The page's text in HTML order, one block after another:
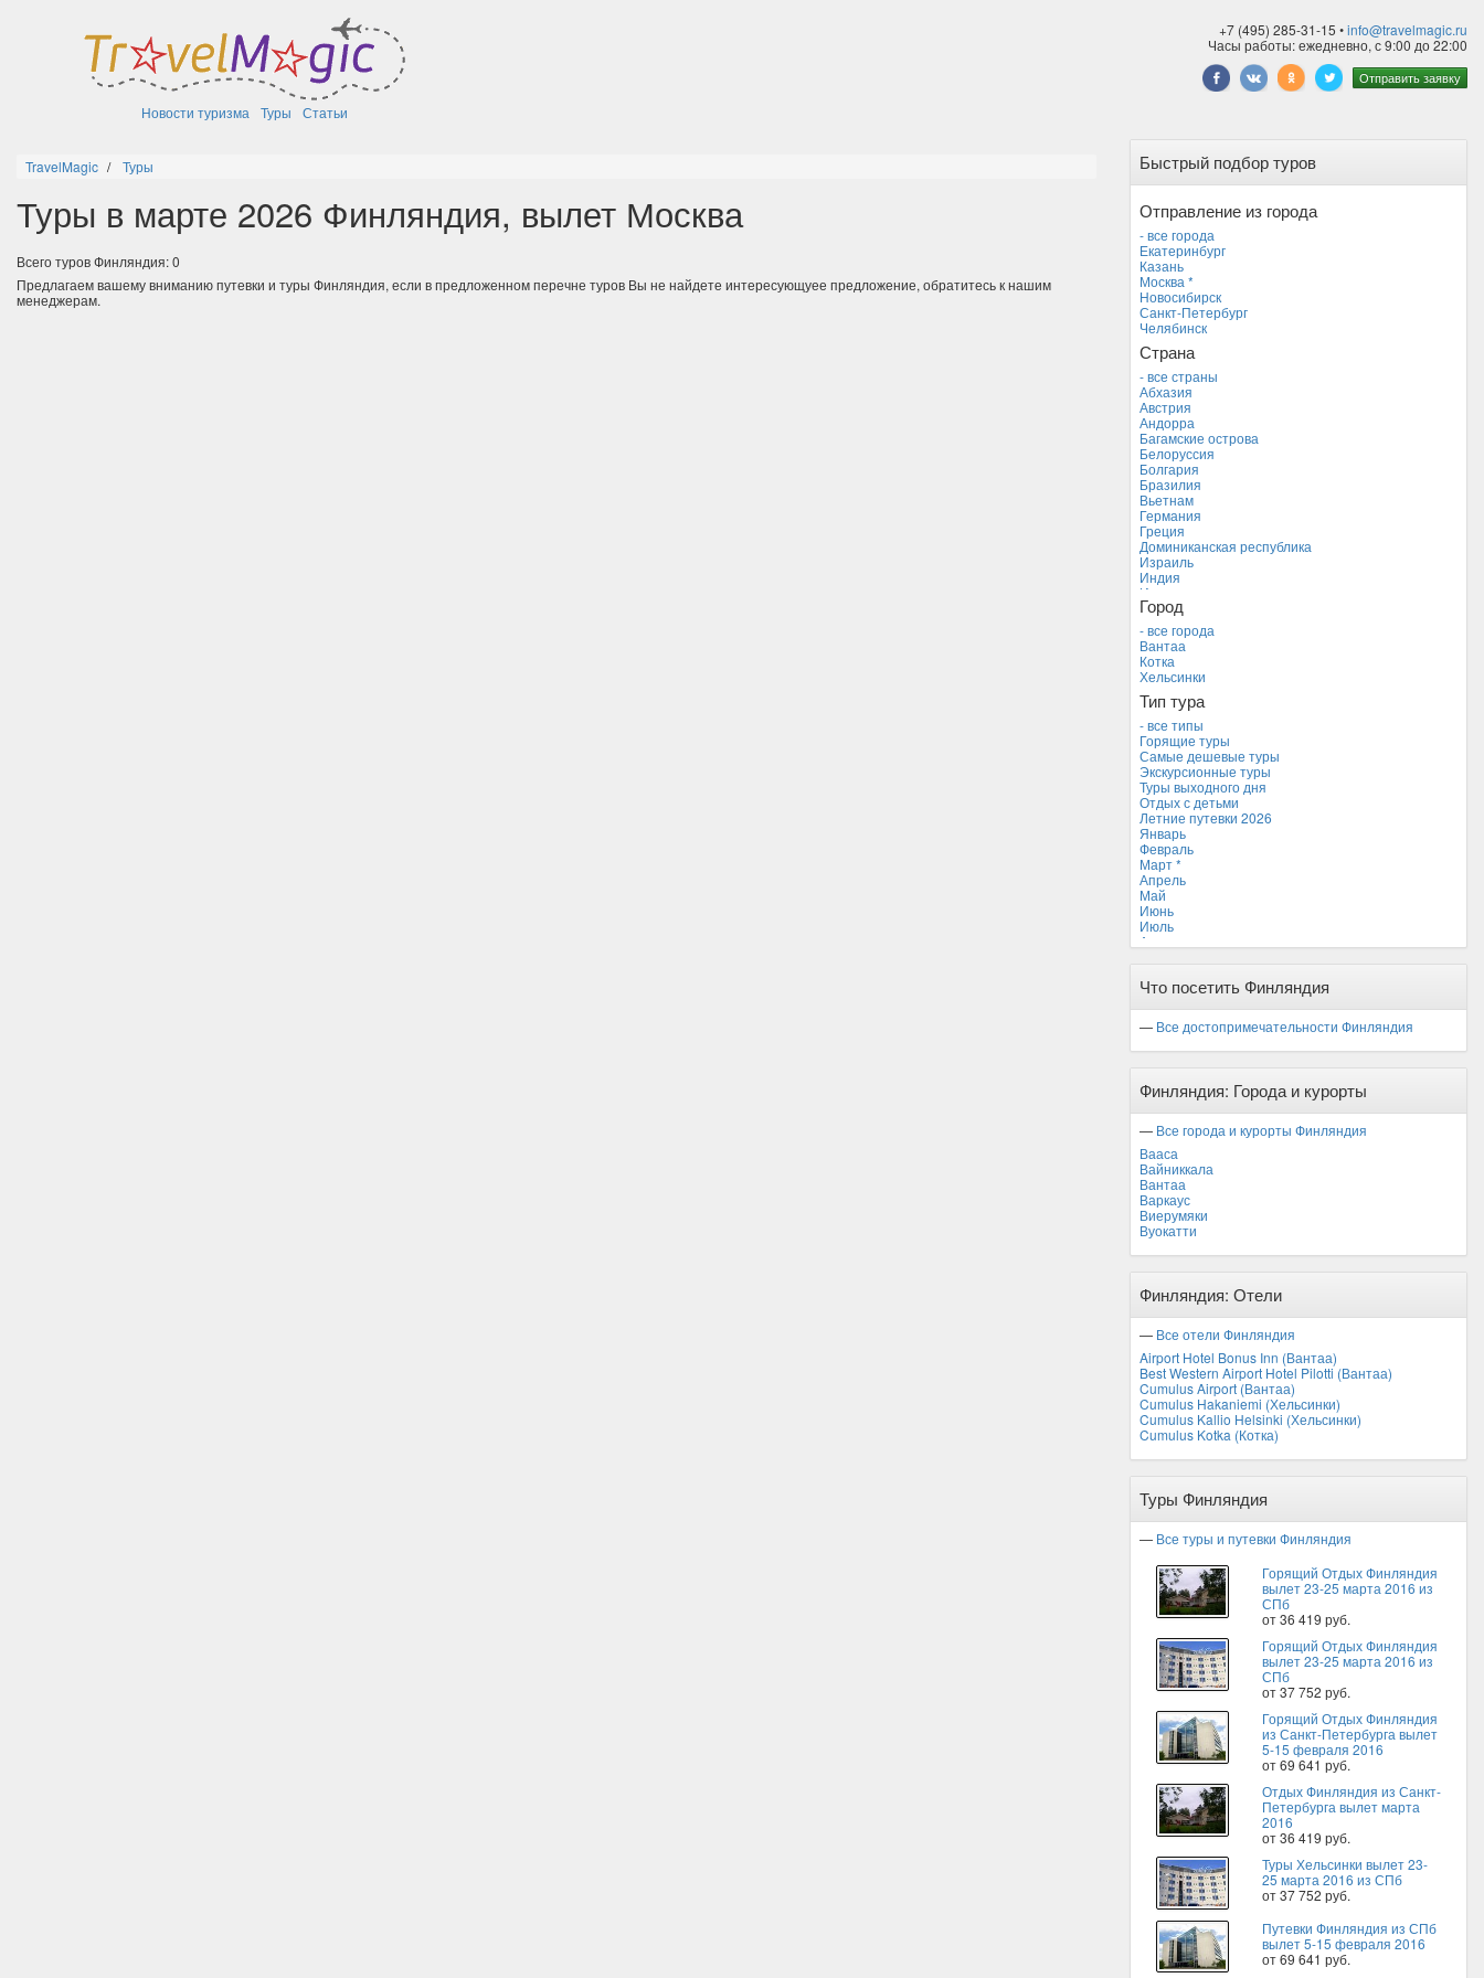
Новости туризма Туры Статьи
+7 (495) 285-31-15 •info@travelmagic.ru
Часы работы: ежедневно, с 9:00 до 22:00
Отправить заявку
TravelMagic Туры
Туры в марте 2026 Финляндия, вылет Москва
Всего туров Финляндия: 0
Предлагаем вашему вниманию путевки и туры Финляндия, если в предложенном перечне туров Вы не найдете интересующуее предложение, обратитесь к нашим
менеджерам.
Быстрый подбор туров
Отправление из города
- все города
Екатеринбург
Казань
Москва *
Новосибирск
Санкт-Петербург
Челябинск
Страна
- все страны
Абхазия
Австрия
Андорра
Багамские острова
Белоруссия
Болгария
Бразилия
Вьетнам
Германия
Греция
Доминиканская республика
Израиль
Индия
Индонезия
Иордания
Италия
Камбоджа
Кипр
Куба
Мальдивские острова
Мальта
Новая Зеландия
Объединенные Арабские Эмираты
Перу
Россия
Таиланд
Тунис
Турция
Финляндия *
Франция
Хорватия
Черногория
Чехия
Город
- все города
Вантаа
Котка
Хельсинки
Тип тура
- все типы
Горящие туры
Самые дешевые туры
Экскурсионные туры
Туры выходного дня
Отдых с детьми
Летние путевки 2026
Январь
Февраль
Март *
Апрель
Май
Июнь
Июль
Август
Ноябрь
Что посетить Финляндия
— Все достопримечательности Финляндия
Финляндия: Города и курорты
— Все города и курорты Финляндия
Вааса
Вайниккала
Вантаа
Варкаус
Виерумяки
Вуокатти
Финляндия: Отели
— Все отели Финляндия
Airport Hotel Bonus Inn (Вантаа)
Best Western Airport Hotel Pilotti (Вантаа)
Cumulus Airport (Вантаа)
Cumulus Hakaniemi (Хельсинки)
Cumulus Kallio Helsinki (Хельсинки)
Cumulus Kotka (Котка)
Туры Финляндия
— Все туры и путевки Финляндия
Горящий Отдых Финляндия
вылет 23-25 марта 2016 из
СПб
от 36 419 руб.
Горящий Отдых Финляндия
вылет 23-25 марта 2016 из
СПб
от 37 752 руб.
Горящий Отдых Финляндия
из Санкт-Петербурга вылет
5-15 февраля 2016
от 69 641 руб.
Отдых Финляндия из Санкт-
Петербурга вылет марта
2016
от 36 419 руб.
Туры Хельсинки вылет 23-
25 марта 2016 из СПб
от 37 752 руб.
Путевки Финляндия из СПб
вылет 5-15 февраля 2016
от 69 641 руб.